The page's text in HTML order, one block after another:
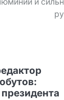
президента